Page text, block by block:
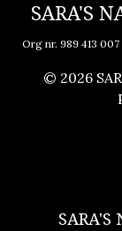
SARA'S
Org nr. 989 413
© 2026
SARA'S